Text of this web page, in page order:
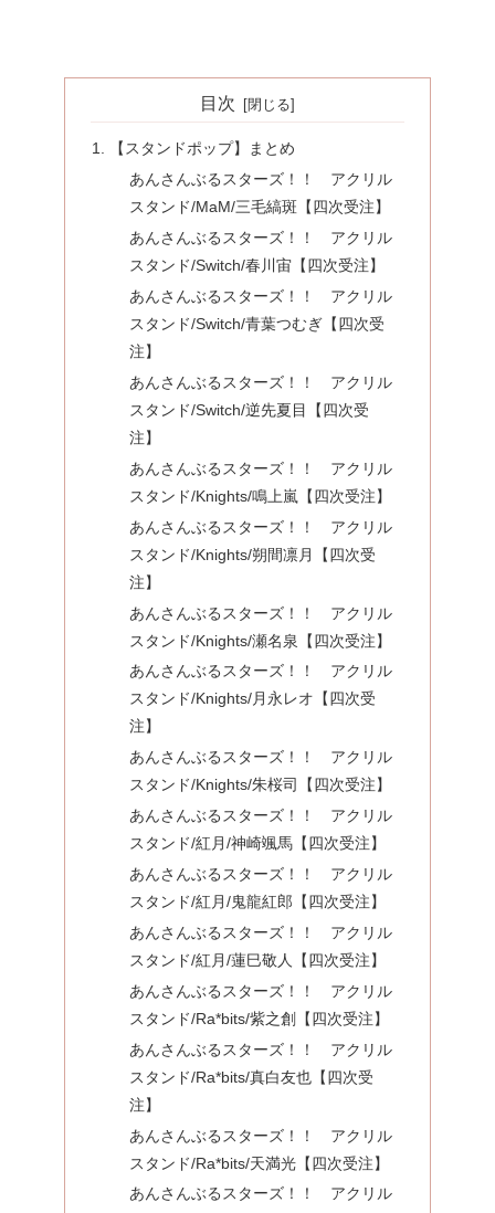
目次
【スタンドポップ】まとめ
あんさんぶるスターズ！！ アクリル
スタンド/MaM/三毛縞斑【四次受注】
あんさんぶるスターズ！！ アクリル
スタンド/Switch/春川宙【四次受注】
あんさんぶるスターズ！！ アクリル
スタンド/Switch/青葉つむぎ【四次受
注】
あんさんぶるスターズ！！ アクリル
スタンド/Switch/逆先夏目【四次受
注】
あんさんぶるスターズ！！ アクリル
スタンド/Knights/鳴上嵐【四次受注】
あんさんぶるスターズ！！ アクリル
スタンド/Knights/朔間凛月【四次受
注】
あんさんぶるスターズ！！ アクリル
スタンド/Knights/瀬名泉【四次受注】
あんさんぶるスターズ！！ アクリル
スタンド/Knights/月永レオ【四次受
注】
あんさんぶるスターズ！！ アクリル
スタンド/Knights/朱桜司【四次受注】
あんさんぶるスターズ！！ アクリル
スタンド/紅月/神崎颯馬【四次受注】
あんさんぶるスターズ！！ アクリル
スタンド/紅月/鬼龍紅郎【四次受注】
あんさんぶるスターズ！！ アクリル
スタンド/紅月/蓮巳敬人【四次受注】
あんさんぶるスターズ！！ アクリル
スタンド/Ra*bits/紫之創【四次受注】
あんさんぶるスターズ！！ アクリル
スタンド/Ra*bits/真白友也【四次受
注】
あんさんぶるスターズ！！ アクリル
スタンド/Ra*bits/天満光【四次受注】
あんさんぶるスターズ！！ アクリル